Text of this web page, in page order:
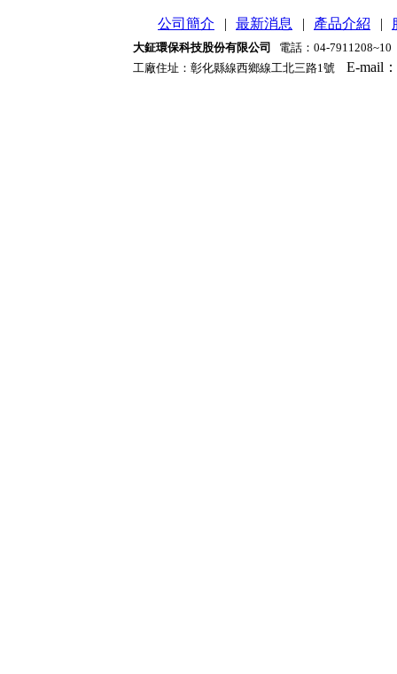
公司簡介 | 最新消息 | 產品介紹 |
大鉦環保科技股份有限公司
電話：04-
工廠住址 ： 彰化縣線西鄉線工北三路1號 E-mail：